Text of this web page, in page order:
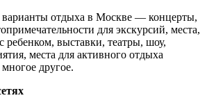
отдыха в Москве — концерты,
для экскурсий, места,
ребенком, выставки, театры, шоу,
места для активного отдыха
другое.